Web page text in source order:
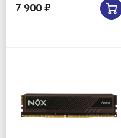
7 900 ₽